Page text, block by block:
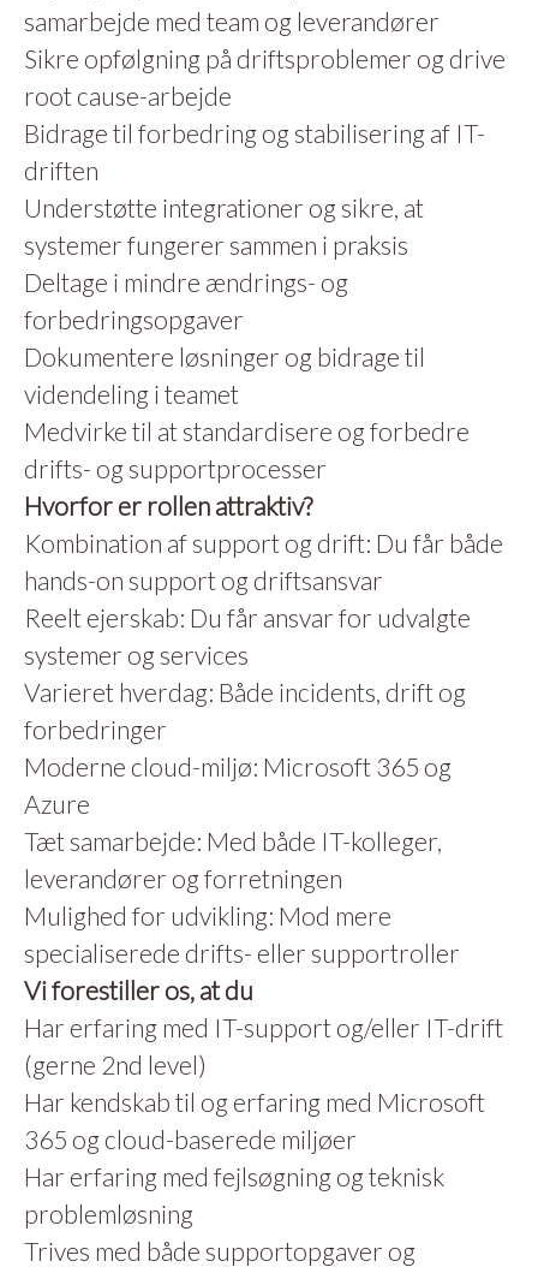
samarbejde med team og leverandører
Sikre opfølgning på driftsproblemer og drive
root cause-arbejde
Bidrage til forbedring og stabilisering af IT-
driften
Understøtte integrationer og sikre, at
systemer fungerer sammen i praksis
Deltage i mindre ændrings- og
forbedringsopgaver
Dokumentere løsninger og bidrage til
videndeling i teamet
Medvirke til at standardisere og forbedre
drifts- og supportprocesser
Hvorfor er rollen attraktiv?
Kombination af support og drift: Du får både
hands-on support og driftsansvar
Reelt ejerskab: Du får ansvar for udvalgte
systemer og services
Varieret hverdag: Både incidents, drift og
forbedringer
Moderne cloud-miljø: Microsoft 365 og
Azure
Tæt samarbejde: Med både IT-kolleger,
leverandører og forretningen
Mulighed for udvikling: Mod mere
specialiserede drifts- eller supportroller
Vi forestiller os, at du
Har erfaring med IT-support og/eller IT-drift
(gerne 2nd level)
Har kendskab til og erfaring med Microsoft
365 og cloud-baserede miljøer
Har erfaring med fejlsøgning og teknisk
problemløsning
Trives med både supportopgaver og